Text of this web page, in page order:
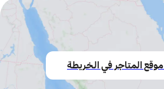
موقع المتاجر في الخريطة